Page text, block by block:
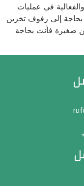
في عمليات
بحاجة إلى رفوف تخزين
صغيرة فأنت بحاجة